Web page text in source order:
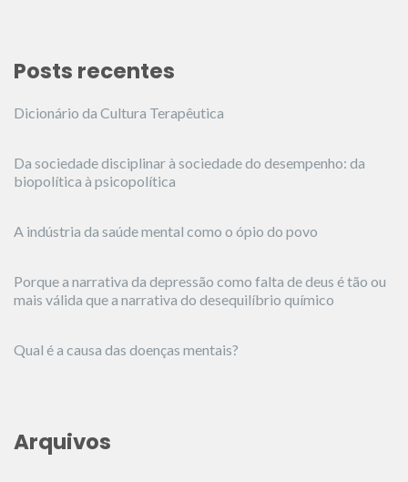
Posts recentes
Dicionário da Cultura Terapêutica
Da sociedade disciplinar à sociedade do desempenho: da
biopolítica à psicopolítica
A indústria da saúde mental como o ópio do povo
Porque a narrativa da depressão como falta de deus é tão ou
mais válida que a narrativa do desequilíbrio químico
Qual é a causa das doenças mentais?
Arquivos